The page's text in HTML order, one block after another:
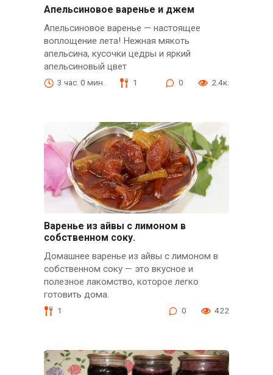
Апельсиновое варенье и джем
Апельсиновое варенье — настоящее
воплощение лета! Нежная мякоть
апельсина, кусочки цедры и яркий
апельсиновый цвет
3 час. 0 мин. 1 0 2.4к.
Варенье из айвы с лимоном в
собственном соку.
Домашнее варенье из айвы с лимоном в
собственном соку — это вкусное и
полезное лакомство, которое легко
готовить дома.
1 0 422